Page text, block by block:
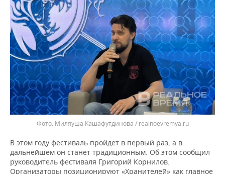
Миляуша Кашафутдинова / realnoevremya.ru
В этом году фестиваль пройдет в первый раз, а в
дальнейшем он станет традиционным. Об этом сообщил
руководитель фестиваля Григорий Корнилов.
Организаторы позиционируют «Хранителей» как главное